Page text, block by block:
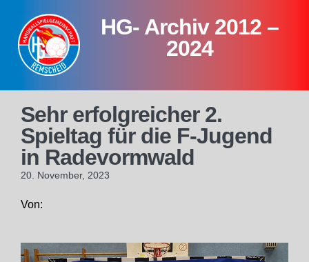
content
HG- Archiv 2012 –
2024
Sehr erfolgreicher 2.
Spieltag für die F-Jugend
in Radevormwald
20. November, 2023
Von: